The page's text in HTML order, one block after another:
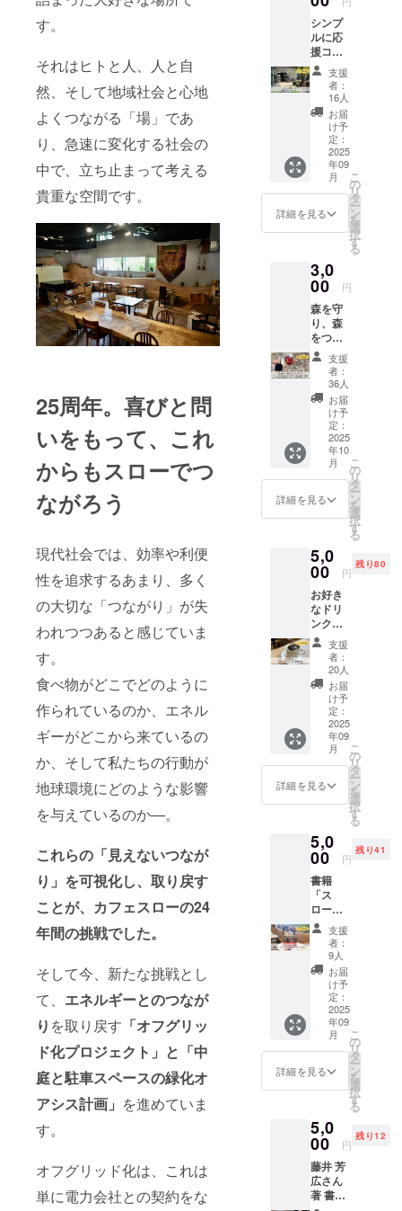
す。
それはヒトと人、人と自
然、そして地域社会と心地
よくつながる「場」であ
り、急速に変化する社会の
中で、立ち止まって考える
貴重な空間です。
25周年。喜びと問
いをもって、これ
からもスローでつ
ながろう
現代社会では、効率や利便
性を追求するあまり、多く
の大切な「つながり」が失
われつつあると感じていま
す。
食べ物がどこでどのように
作られているのか、エネル
ギーがどこから来ているの
か、そして私たちの行動が
地球環境にどのような影響
を与えているのか—。
これらの「見えないつなが
り」を可視化し、取り戻す
ことが、カフェスローの24
年間の挑戦でした。
そして今、新たな挑戦とし
て、 エネルギーとのつなが
り を取り戻す 「オフグリッ
ド化プロジェクト」と「中
庭と駐車スペースの緑化オ
アシス計画」 を進めていま
す。
オフグリッド化は、これは
単に電力会社との契約をな
シンプ
ルに応
援コー
ス 1
「リ
ターン
品はな
くても
いいか
ら、応
援した
い！」
という
方向け
のコー
謝の
メール
をお送
りしま
す。 注
意事
項：支
援時、
備考欄
にお名
前のご
記入を
お願い
いたし
ます。
支援
者：
16人
お届
け予
定：
2025
年09
月
詳細を見る
こ
の
リ
タ
ー
ン
を
選
択
す
る
3,0
00 円
森を守
り、森
をつく
るコー
ヒー
「ハチ
ドリの
ひとし
ずく
（豆or
粉）」2
ンド
ファー
ム代
ノ倶楽
部発起
人 中村
隆市さ
んがリ
ターン
を提供
してく
ださい
まし
た。
コー
ヒー焙
煎歴37
年の中
村さん
がコー
※豆、ま
たは粉
お選び
いただ
けま
す。 備
考欄に
ご希望
を入力
くださ
い。
（例）
豆2つ、
粉2つ、
豆と粉1
つずつ
○ハチド
く 原材
料名：
有機
コー
ヒー豆
生豆原
支援
者：
36人
お届
け予
定：
2025
年10
月
詳細を見る
こ
の
リ
タ
ー
ン
を
選
択
す
る
5,0
00 円
残り80
お好き
なドリ
ンクチ
ケット
【3杯
分】 チ
ケット
は郵送
にてお
届けし
ます。
有効期
限：2年
間
支援
者：
20人
お届
け予
定：
2025
年09
月
詳細を見る
こ
の
リ
タ
ー
ン
を
選
択
す
る
5,0
00 円
残り41
書籍
「ス
ローな
カフェ
のつく
りかた
暮らし
をかえ
る、世
界が変
わる」
監修 吉
岡淳 カ
フェス
ローの
籍。1冊
郵送に
てお送
りしま
す。
支援
者：
9人
お届
け予
定：
2025
年09
月
詳細を見る
こ
の
リ
タ
ー
ン
を
選
択
す
る
5,0
00 円
残り12
藤井 芳
広さん
著 書籍